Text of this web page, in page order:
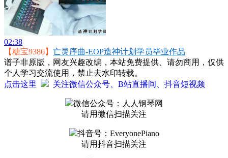
02:38
【糖宝9386】 亡灵序曲-EOP造神计划学员毕业作品
谱子非原版，网友兴趣改编，本站免费提供、请勿商用，仅供
个人学习交流使用，禁止去水印转载。
点击这里
关注微信公众号、B站直播间、抖音短视频
微信公众号：人人钢琴网
请用微信扫描关注
抖音号：EveryonePiano
请用抖音扫描关注